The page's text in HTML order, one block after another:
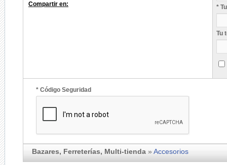
Compartir en: *
Tu
* Código Seguridad
Bazares, Ferreterías, Multi-tienda »Accesorios